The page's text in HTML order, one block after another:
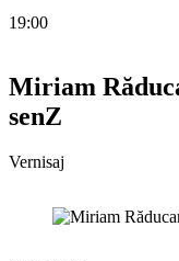
19:00
Miriam
senZ
Vernisaj